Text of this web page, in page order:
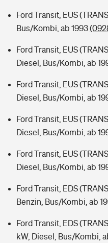
Ford Transit, EUS
Bus/Kombi, ab 1993
Ford Transit, EUS
Diesel, Bus/Kombi, ab
Ford Transit, EUS
Diesel, Bus/Kombi, ab
Ford Transit, EUS
Diesel, Bus/Kombi, ab
Ford Transit, EUS
Diesel, Bus/Kombi, ab
Ford Transit, EDS
Benzin, Bus/Kombi, ab
Ford Transit, EDS
kW, Diesel, Bus/Kombi,